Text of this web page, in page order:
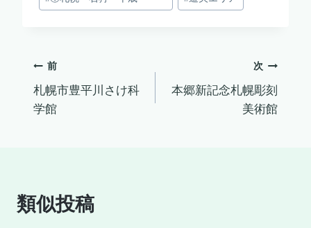
稿
投
稿
ー
前
札幌市豊平川さけ科
学館
次
本郷新記念札幌彫刻
美術館
類似投稿